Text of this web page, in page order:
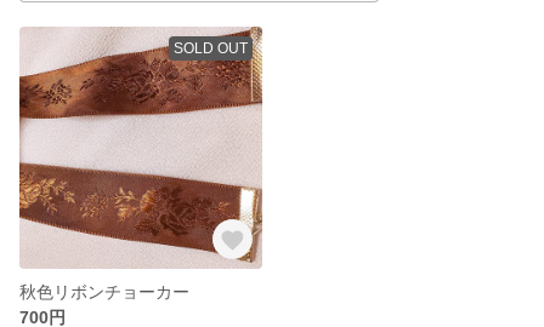
SOLD OUT
秋色リボンチョーカー
700円